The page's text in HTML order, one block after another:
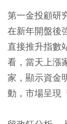
第一金投顧研
在新年開盤後
直接推升指數
看，當天上漲
家，顯示資金
動，市場呈現